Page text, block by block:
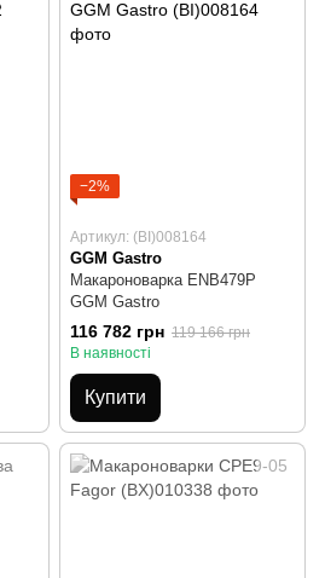
−2%
Артикул: (BI)008164
GGM Gastro
Макароноварка ENB479P
GGM Gastro
116 782 грн 119 166 грн
В наявності
Купити